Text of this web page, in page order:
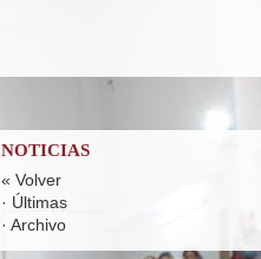
NOTICIAS
« Volver
· Últimas
· Archivo